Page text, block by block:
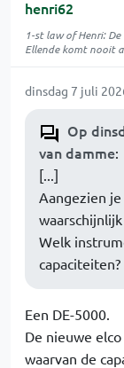
henri62
1-st law of Henri:
Ellende komt nooit
dinsdag 7 juli
Op
van damme:
[...]
Aangezien
Welk
capaciteiten?
Een DE-5000.
De nieuwe
waarvan de